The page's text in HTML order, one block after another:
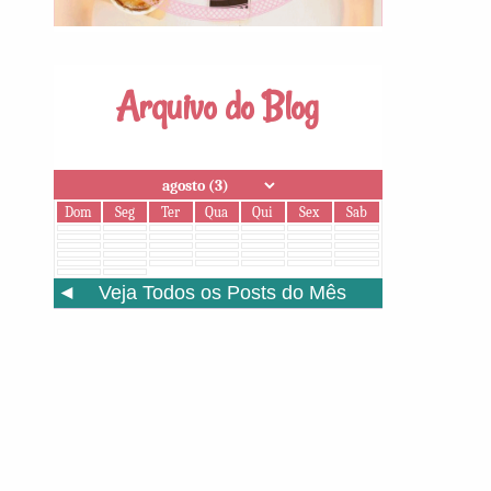
Arquivo do Blog
Dom Seg Ter Qua Qui Sex Sab
◄ Veja Todos os Posts do Mês